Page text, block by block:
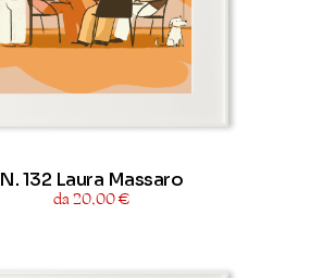
N. 132 Laura Massaro
da 20,00 €